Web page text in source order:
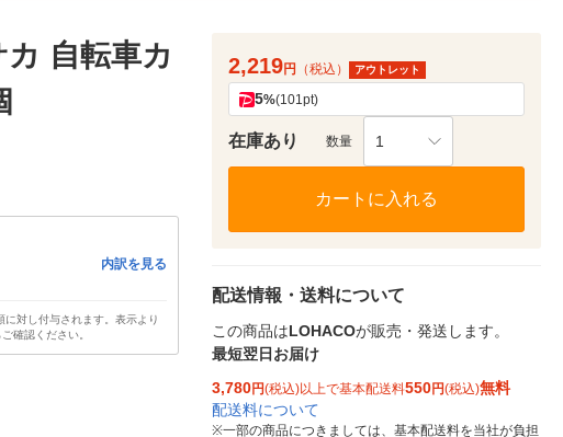
カ 自転車カ
内訳を見る
対し付与されます。表示より
確認ください。
2,219円 （税込） アウトレット
5%(101pt)
在庫あり 数量 1
カートに入れる
配送情報・送料について
この商品はLOHACOが販売・発送します。
最短翌日お届け
3,780円(税込)以上で基本配送料550円(税込)無料
配送料について
※一部の商品につきましては、基本配送料を当社が負担